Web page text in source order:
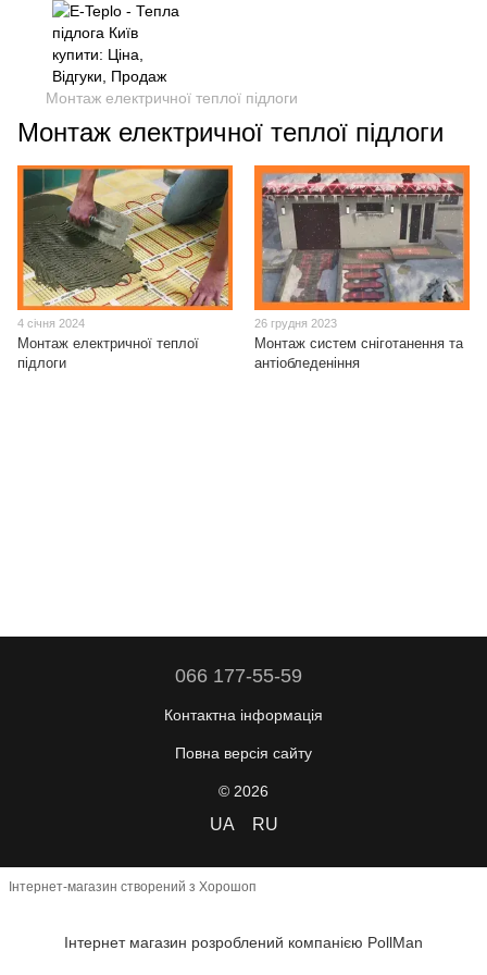
Монтаж електричної теплої підлоги
Монтаж електричної теплої підлоги
4 січня 2024
Монтаж електричної теплої
підлоги
26 грудня 2023
Монтаж систем сніготанення та
антіобледеніння
066 177-55-59
Контактна інформація
Повна версія сайту
© 2026
UA RU
Інтернет-магазин створений з Хорошоп
Інтернет магазин розроблений компанією PollMan